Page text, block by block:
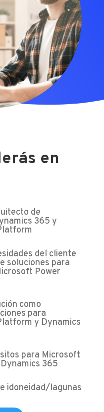
en
de
365 y
del cliente
soluciones para
Power
como
para
y Dynamics
para Microsoft
365
idoneidad/lagunas